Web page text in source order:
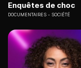
Enquêtes de choc
DOCUMENTAIRES SOCIÉTÉ